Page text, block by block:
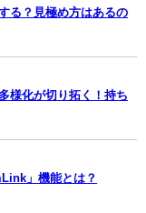
る？見極め方はあるの
様化が切り拓く！持ち
」機能とは？